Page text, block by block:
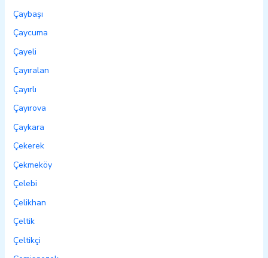
Çaybaşı
Çaycuma
Çayeli
Çayıralan
Çayırlı
Çayırova
Çaykara
Çekerek
Çekmeköy
Çelebi
Çelikhan
Çeltik
Çeltikçi